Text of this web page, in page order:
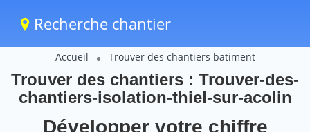
Recherche chantier
Accueil Trouver des chantiers batiment
Trouver des chantiers : Trouver-des-
chantiers-isolation-thiel-sur-acolin
Développer votre chiffre